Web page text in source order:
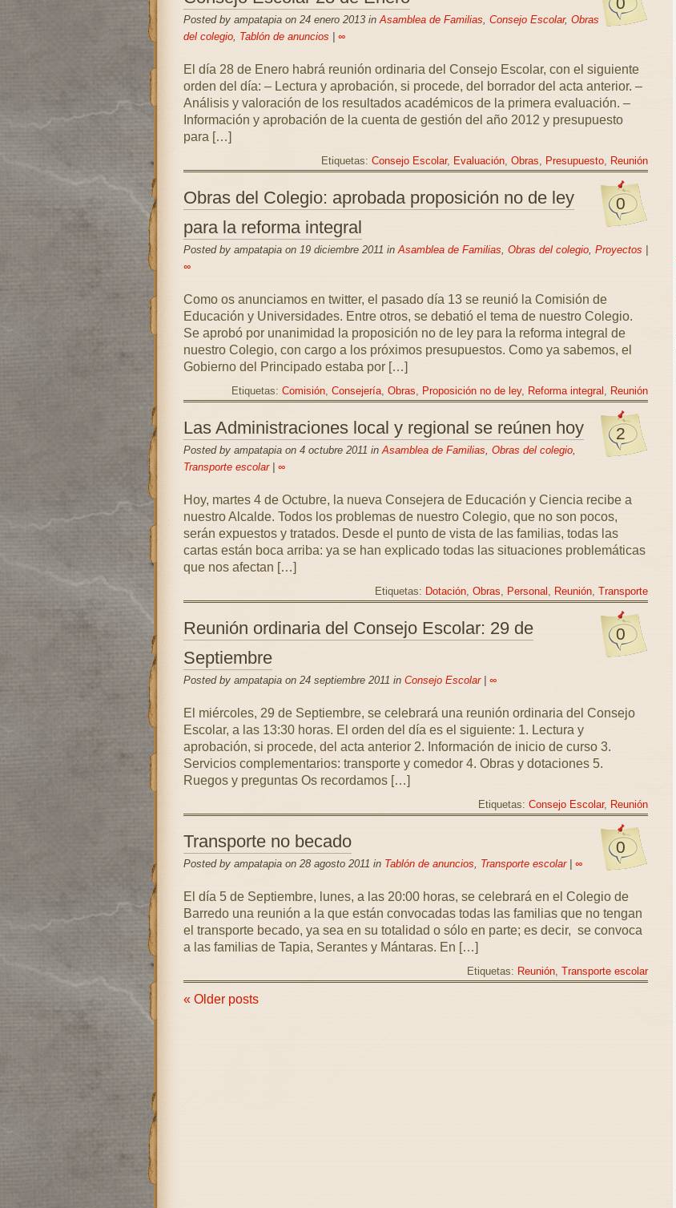
Posted by ampatapia on 24 enero 2013 inAsamblea de Familias, Consejo Escolar, Obras
del colegio, Tablón de anuncios ∞
El día 28 de Enero habrá reunión ordinaria del Consejo Escolar, con el siguiente
orden del día: – Lectura y aprobación, si procede, del borrador del acta anterior. –
Análisis y valoración de los resultados académicos de la primera evaluación. –
Información y aprobación de la cuenta de gestión del año 2012 y presupuesto
para […]
Etiquetas: Consejo Escolar, Evaluación, Obras, Presupuesto, Reunión
0
Obras del Colegio: aprobada proposición no de ley
para la reforma integral
Posted by ampatapia on 19 diciembre 2011 inAsamblea de Familias, Obras del colegio, Proyectos
∞
Como os anunciamos en twitter, el pasado día 13 se reunió la Comisión de
Educación y Universidades. Entre otros, se debatió el tema de nuestro Colegio.
Se aprobó por unanimidad la proposición no de ley para la reforma integral de
nuestro Colegio, con cargo a los próximos presupuestos. Como ya sabemos, el
Gobierno del Principado estaba por […]
Etiquetas: Comisión, Consejería, Obras, Proposición no de ley, Reforma integral , Reunión
2
Las Administraciones local y regional se reúnen hoy
Posted by ampatapia on 4 octubre 2011 inAsamblea de Familias, Obras del colegio,
Transporte escolar| ∞
Hoy, martes 4 de Octubre, la nueva Consejera de Educación y Ciencia recibe a
nuestro Alcalde. Todos los problemas de nuestro Colegio, que no son pocos,
serán expuestos y tratados. Desde el punto de vista de las familias, todas las
cartas están boca arriba: ya se han explicado todas las situaciones problemáticas
que nos afectan […]
Etiquetas: Dotación, Obras, Personal , Reunión, Transporte
0
Reunión ordinaria del Consejo Escolar: 29 de
Septiembre
Posted by ampatapia on 24 septiembre 2011 in Consejo Escolar| ∞
El miércoles, 29 de Septiembre, se celebrará una reunión ordinaria del Consejo
Escolar, a las 13:30 horas. El orden del día es el siguiente: 1. Lectura y
aprobación, si procede, del acta anterior 2. Información de inicio de curso 3.
Servicios complementarios: transporte y comedor 4. Obras y dotaciones 5.
Ruegos y preguntas Os recordamos […]
Etiquetas: Consejo Escolar, Reunión
0
Transporte no becado
Posted by ampatapia on 28 agosto 2011 in Tablón de anuncios, Transporte escolar| ∞
El día 5 de Septiembre, lunes, a las 20:00 horas, se celebrará en el Colegio de
Barredo una reunión a la que están convocadas todas las familias que no tengan
el transporte becado, ya sea en su totalidad o sólo en parte; es decir, se convoca
a las familias de Tapia, Serantes y Mántaras. En […]
Etiquetas: Reunión, Transporte escolar
« Older posts